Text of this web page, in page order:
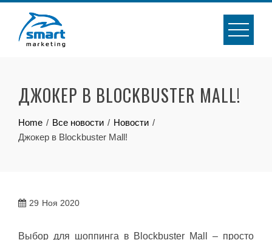
content
ДЖОКЕР В BLOCKBUSTER MALL!
Home Все новости
Новости
Джокер в Blockbuster Mall!
29 Ноя 2020
Выбор для шоппинга в Blockbuster Mall – просто